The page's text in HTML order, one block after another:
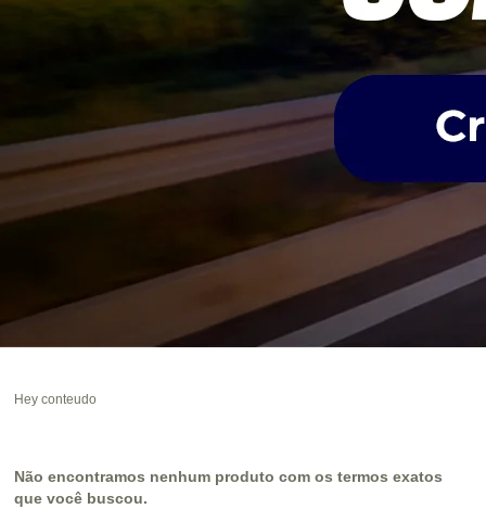
Hey conteudo
Não encontramos nenhum produto com os termos exatos
que você buscou.